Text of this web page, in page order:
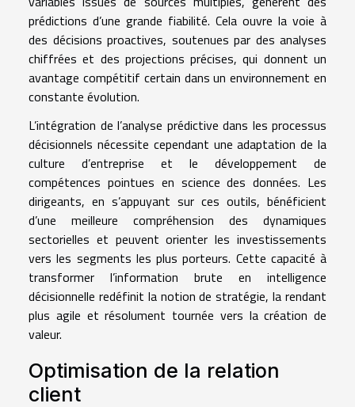
prédictions d’une grande fiabilité. Cela ouvre la voie à
des décisions proactives, soutenues par des analyses
chiffrées et des projections précises, qui donnent un
avantage compétitif certain dans un environnement en
constante évolution.
L’intégration de l’analyse prédictive dans les processus
décisionnels nécessite cependant une adaptation de la
culture d’entreprise et le développement de
compétences pointues en science des données. Les
dirigeants, en s’appuyant sur ces outils, bénéficient
d’une meilleure compréhension des dynamiques
sectorielles et peuvent orienter les investissements
vers les segments les plus porteurs. Cette capacité à
transformer l’information brute en intelligence
décisionnelle redéfinit la notion de stratégie, la rendant
plus agile et résolument tournée vers la création de
valeur.
Optimisation de la relation
client